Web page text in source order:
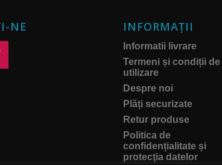
NE INFORMAŢII
Informatii livrare
Termeni și condiții de
utilizare
Despre noi
Plăți securizate
Retur produse
Politica de
confidențialitate și
protecţia datelor